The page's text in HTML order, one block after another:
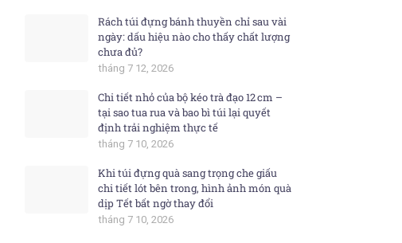
Rách túi đựng bánh thuyền chỉ sau vài
ngày: dấu hiệu nào cho thấy chất lượng
chưa đủ?
tháng 7 12, 2026
Chi tiết nhỏ của bộ kéo trà đạo 12 cm –
tại sao tua rua và bao bì túi lại quyết
định trải nghiệm thực tế
tháng 7 10, 2026
Khi túi đựng quà sang trọng che giấu
chi tiết lót bên trong, hình ảnh món quà
dịp Tết bất ngờ thay đổi
tháng 7 10, 2026